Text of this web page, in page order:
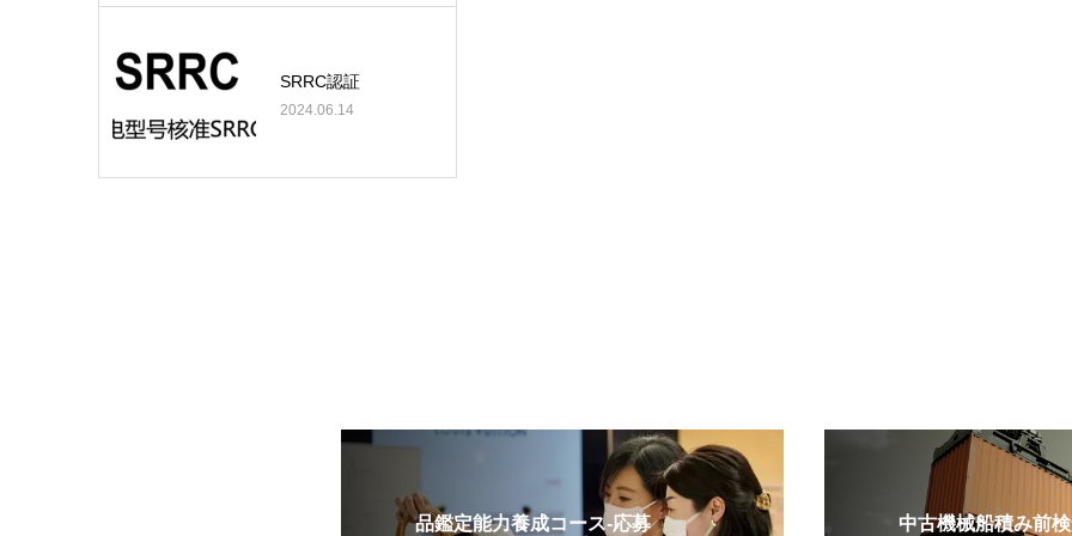
SRRC認証
2024.06.14
品鑑定能力養成コース-応募 中古機械船積み前検